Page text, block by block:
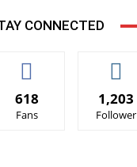
CONNECTED
618
Fans
1,203
Follower